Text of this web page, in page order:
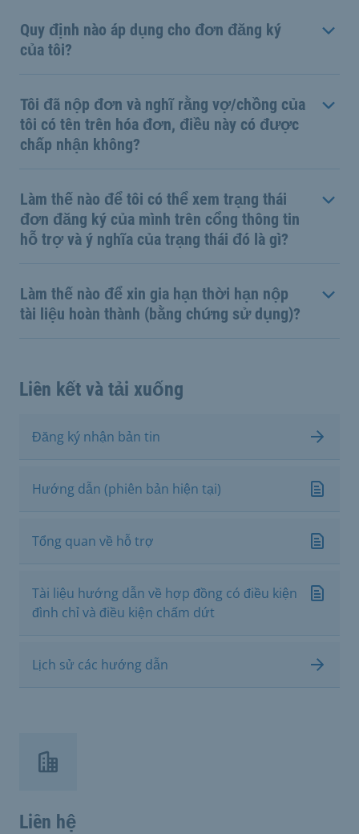
Quy định nào áp dụng cho đơn đăng ký
của tôi?
Tôi đã nộp đơn và nghĩ rằng vợ/chồng của
tôi có tên trên hóa đơn, điều này có được
chấp nhận không?
Làm thế nào để tôi có thể xem trạng thái
đơn đăng ký của mình trên cổng thông tin
hỗ trợ và ý nghĩa của trạng thái đó là gì?
Làm thế nào để xin gia hạn thời hạn nộp
tài liệu hoàn thành (bằng chứng sử dụng)?
Liên kết và tải xuống
Đăng ký nhận bản tin
Hướng dẫn (phiên bản hiện tại)
Tổng quan về hỗ trợ
Tài liệu hướng dẫn về hợp đồng có điều kiện
đình chỉ và điều kiện chấm dứt
Lịch sử các hướng dẫn
Liên hệ